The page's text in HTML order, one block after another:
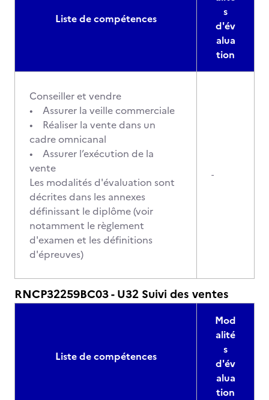
Liste de compétences
s
d'év
alua
tion
Conseiller et vendre
• Assurer la veille commerciale
• Réaliser la vente dans un
cadre omnicanal
• Assurer l’exécution de la
vente
Les modalités d'évaluation sont
décrites dans les annexes
définissant le diplôme (voir
notamment le règlement
d'examen et les définitions
d'épreuves)
-
RNCP32259BC03 - U32 Suivi des ventes
Liste de compétences
Mod
alité
s
d'év
alua
tion